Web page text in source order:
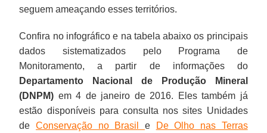
seguem ameaçando esses territórios.
Confira no infográfico e na tabela abaixo os principais
dados sistematizados pelo Programa de
Monitoramento, a partir de informações do
Departamento Nacional de Produção Mineral
(DNPM) em 4 de janeiro de 2016. Eles também já
estão disponíveis para consulta nos sites Unidades
deConservação no Brasile
De Olho nas Terras